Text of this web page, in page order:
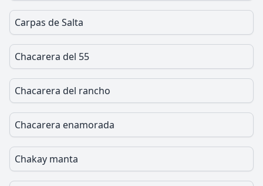
Carpas de Salta
Chacarera del 55
Chacarera del rancho
Chacarera enamorada
Chakay manta